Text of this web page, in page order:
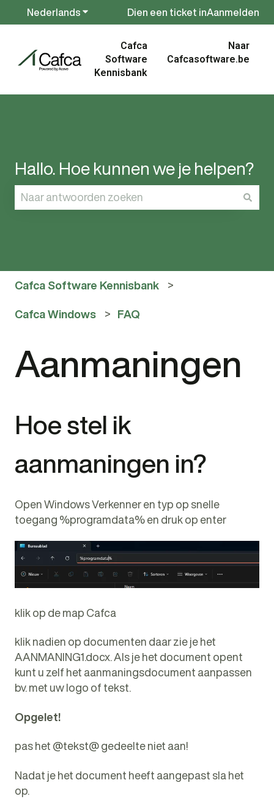
NederlandsSubmenu tonen voor vertalingen
Dien een ticket inAanmelden
Cafca
Software
Kennisbank
Naar
Cafcasoftware.be
Hallo. Hoe kunnen we je helpen?
Cafca Software Kennisbank
Cafca Windows
FAQ
Aanmaningen
Hoe stel ik
aanmaningen in?
Open Windows Verkenner en typ op snelle
toegang %programdata% en druk op enter
klik op de map Cafca
klik nadien op documenten daar zie je het
AANMANING1.docx. Als je het document opent
kunt u zelf het aanmaningsdocument aanpassen
bv. met uw logo of tekst.
Opgelet!
pas het @tekst@ gedeelte niet aan!
Nadat je het document heeft aangepast sla het
op.